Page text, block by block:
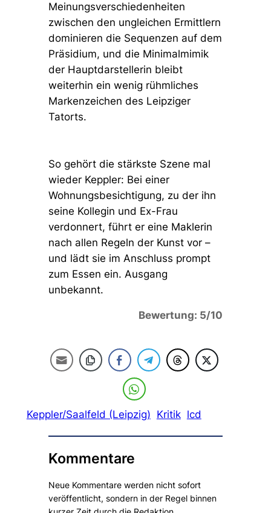
Meinungsverschiedenheiten
zwischen den ungleichen Ermittlern
dominieren die Sequenzen auf dem
Präsidium, und die Minimalmimik
der Hauptdarstellerin bleibt
weiterhin ein wenig rühmliches
Markenzeichen des Leipziger
Tatorts.
So gehört die stärkste Szene mal
wieder Keppler: Bei einer
Wohnungsbesichtigung, zu der ihn
seine Kollegin und Ex-Frau
verdonnert, führt er eine Maklerin
nach allen Regeln der Kunst vor –
und lädt sie im Anschluss prompt
zum Essen ein. Ausgang
unbekannt.
Bewertung: 5/10
Keppler/Saalfeld (Leipzig) Kritik lcd
Kommentare
Neue Kommentare werden nicht sofort
veröffentlicht, sondern in der Regel binnen